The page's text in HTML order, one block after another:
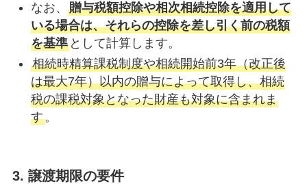
なお、 贈与税額控除や相次相続控除を適用して
いる場合は、それらの控除を差し引く前の税額
を基準として計算します。
相続時精算課税制度や相続開始前3年（改正後
は最大7年）以内の贈与によって取得し、相続
税の課税対象となった財産も対象に含まれま
す。
3. 譲渡期限の要件